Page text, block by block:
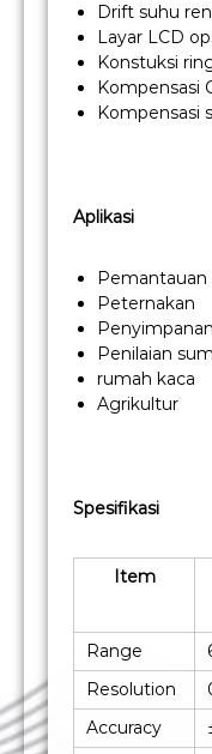
Drift suhu
Layar LCD
Konstuksi
Kompensasi
Kompensasi
Aplikasi
Peternakan
Penyimpanan
Penilaian
rumah kaca
Agrikultur
Spesifikasi
Item
Range
Resolution
Accuracy